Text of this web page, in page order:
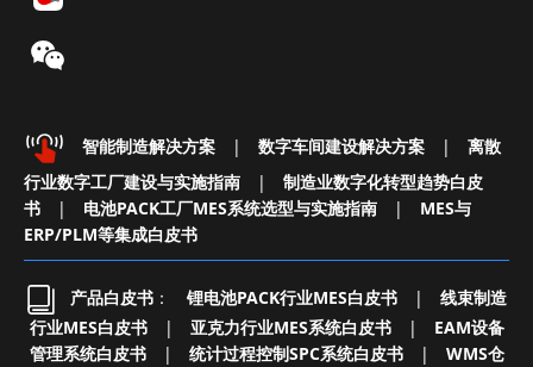
智能制造解决方案 | 数字车间建设解决方案 |
离散
行业数字工厂建设与实施指南
|
制造业数字化转型趋势白皮
书
| 电池PACK工厂MES系统选型与实施指南 |
MES与
ERP/PLM等集成白皮书
产品白皮书 ： 锂电池PACK行业MES白皮书 |
线束制造
行业MES白皮书
| 亚克力行业MES系统白皮书 |
EAM设备
管理系统白皮书
| 统计过程控制SPC系统白皮书 | WMS仓